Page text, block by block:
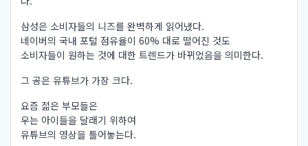
삼성은 소비자들의 니즈를 완벽하게 읽어냈다.
네이버의 국내 포털 점유율이 60% 대로 떨어진 것도
소비자들이 원하는 것에 대한 트렌드가 바뀌었음을 의미한다.
그 공은 유튜브가 가장 크다.
요즘 젊은 부모들은
우는 아이들을 달래기 위하여
유튜브의 영상을 틀어놓는다.